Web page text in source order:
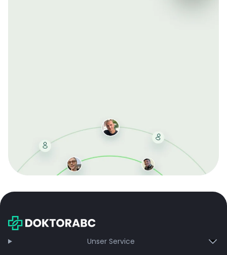
bei jeder Bestellung, erhalten schnelle Lieferung und
Unser Service